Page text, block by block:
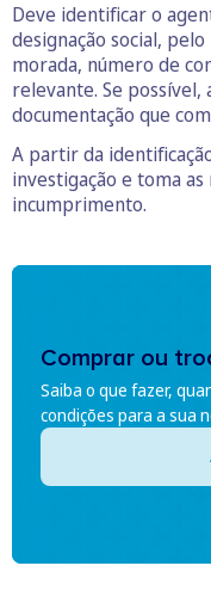
Deve identificar o
designação social,
morada, número de
relevante. Se
documentação que
A partir da
investigação e toma
incumprimento.
Comprar ou
Saiba o que fazer,
condições para a sua